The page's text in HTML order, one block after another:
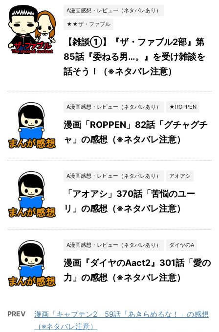
A漫画感想・レビュー（ネタバレあり）
★★ザ・ファブル
【雑談①】『ザ・ファブル2部』第
85話『委ねる男…。』を受け雑談を
話そう！（※ネタバレ注意）
A漫画感想・レビュー（ネタバレあり） ★ROPPEN
漫画「ROPPEN」82話「グチャグチ
ャ」の感想（※ネタバレ注意）
A漫画感想・レビュー（ネタバレあり） アオアシ
「アオアシ」370話「苦悩のユー
リ」の感想（※ネタバレ注意）
A漫画感想・レビュー（ネタバレあり） ダイヤのA
漫画『ダイヤのAact2』301話「愛の
力」の感想（※ネタバレ注意）
PREV
漫画「キャプテン2」59話「あきらめるな！」の感想
（※ネタバレ注意）